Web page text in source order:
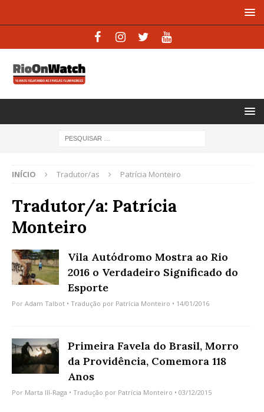
INÍCIO Tradutor/as Patrícia Monteiro
Tradutor/a: Patrícia
Monteiro
Vila Autódromo Mostra ao Rio
2016 o Verdadeiro Significado do
Esporte
Por Adam Talbot • Tradução por Patrícia Monteiro • 14/01/2016
Primeira Favela do Brasil, Morro
da Providência, Comemora 118
Anos
Por Marta Ill-Raga • Tradução por Patrícia Monteiro • 03/12/2015